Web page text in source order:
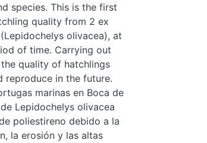
species. This is the first
quality from 2 ex
olivacea), at
of time. Carrying out
quality of hatchlings
in the future.
marinas en Boca de
Lepidochelys olivacea
poliestireno debido a la
la erosión y las altas